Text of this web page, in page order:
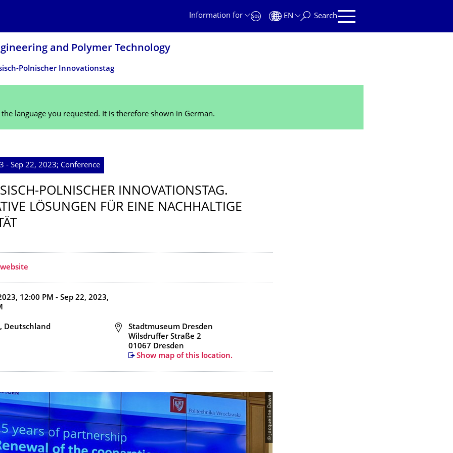
Information for
EN Search
and Polymer Technology
Polnischer Innovationstag
language you requested. It is therefore shown in German.
- Sep 22, 2023; Conference
POLNISCHER INNOVATIONSTAG.
LÖSUNGEN FÜR EINE NACHHALTIGE
end time
12:00 PM - Sep 22, 2023,
Deutschland Address
Stadtmuseum Dresden
Wilsdruffer Straße 2
01067 Dresden
Show map of this location.
© Jacqueline Duwe